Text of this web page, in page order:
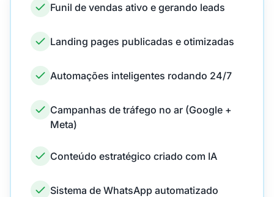
Funil de vendas ativo e gerando leads
Landing pages publicadas e otimizadas
Automações inteligentes rodando 24/7
Campanhas de tráfego no ar (Google +
Meta)
Conteúdo estratégico criado com IA
Sistema de WhatsApp automatizado